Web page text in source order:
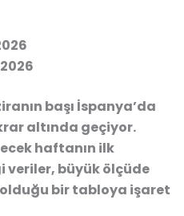
başı İspanya’da
altında geçiyor.
haftanın ilk
veriler, büyük ölçüde
bir tabloya işaret